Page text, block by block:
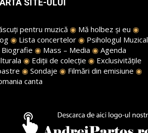
pentru muzică ◉ Mă holbez și eu ◉
◉ Lista concertelor ◉ Psihologul Muzical
Biografie ◉ Mass – Media ◉ Agenda
◉ Ediții de colecție ◉ Exclusivitățile
◉ Sondaje ◉ Filmări din emisiune ◉
canta